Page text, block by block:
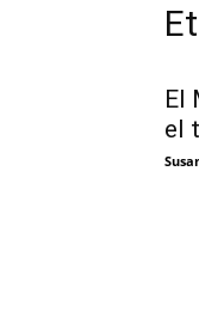
El
el